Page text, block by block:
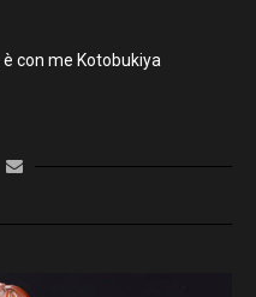
è con me Kotobukiya